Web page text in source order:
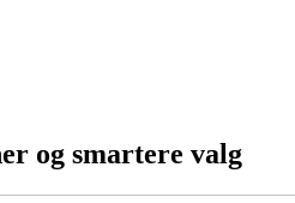
og smartere valg